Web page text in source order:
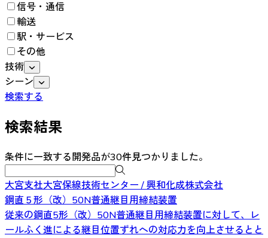
信号・通信
輸送
駅・サービス
その他
技術
シーン
検索する
検索結果
条件に一致する開発品が30件見つかりました。
大宮支社大宮保線技術センター / 興和化成株式会社
鋼直５形（改）50N普通継目用締結装置
従来の鋼直5形（改）50N普通継目用締結装置に対して、レ
ールふく進による継目位置ずれへの対応力を向上させるとと